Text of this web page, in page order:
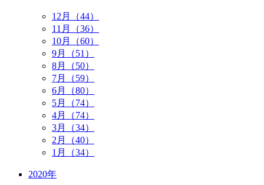
12月（44）
11月（36）
10月（60）
9月（51）
8月（50）
7月（59）
6月（80）
5月（74）
4月（74）
3月（34）
2月（40）
1月（34）
2020年